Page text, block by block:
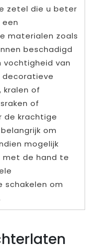
zetel die u beter
materialen zoals
beschadigd
van
decoratieve
kralen of
of
de krachtige
om
mogelijk
met de hand te
schakelen om